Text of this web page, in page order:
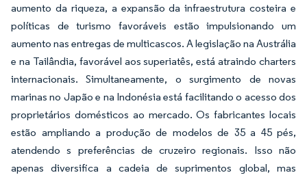
aumento da riqueza, a expansão da infraestrutura costeira e
políticas de turismo favoráveis estão impulsionando um
aumento nas entregas de multicascos. A legislação na Austrália
e na Tailândia, favorável aos superiatês, está atraindo charters
internacionais. Simultaneamente, o surgimento de novas
marinas no Japão e na Indonésia está facilitando o acesso dos
proprietários domésticos ao mercado. Os fabricantes locais
estão ampliando a produção de modelos de 35 a 45 pés,
atendendo s preferências de cruzeiro regionais. Isso não
apenas diversifica a cadeia de suprimentos global, mas